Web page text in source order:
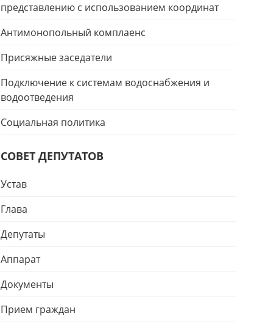
представлению с использованием координат
Антимонопольный комплаенс
Присяжные заседатели
Подключение к системам водоснабжения и
водоотведения
Социальная политика
СОВЕТ ДЕПУТАТОВ
Устав
Глава
Депутаты
Аппарат
Документы
Прием граждан